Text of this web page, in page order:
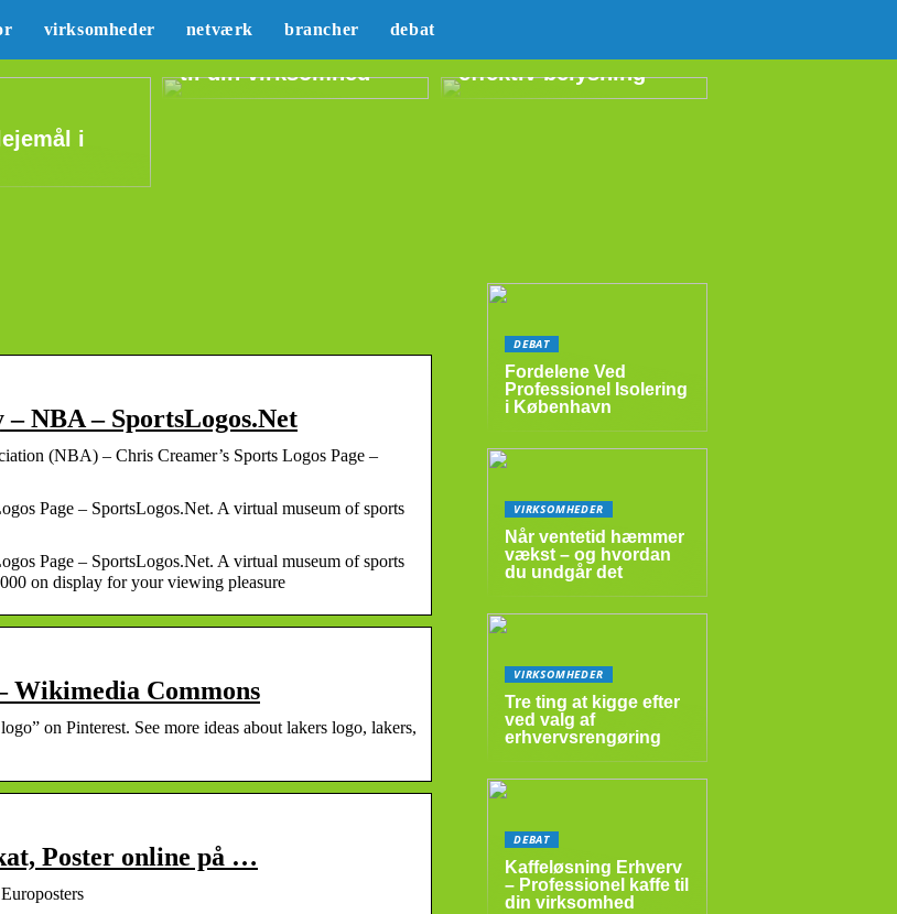
virksomheder netværk brancher debat
i
Sådan kan du lære
til din virksomhed
effektiv belysning
NBA – SportsLogos.Net
(NBA) – Chris Creamer’s Sports Logos Page –
Page – SportsLogos.Net. A virtual museum of sports
Page – SportsLogos.Net. A virtual museum of sports
on display for your viewing pleasure
Wikimedia Commons
on Pinterest. See more ideas about lakers logo, lakers,
Poster online på …
DEBAT
Fordelene Ved
Professionel Isolering
i København
VIRKSOMHEDER
Når ventetid hæmmer
vækst – og hvordan
du undgår det
VIRKSOMHEDER
Tre ting at kigge efter
ved valg af
erhvervsrengøring
DEBAT
Kaffeløsning Erhverv
– Professionel kaffe til
din virksomhed